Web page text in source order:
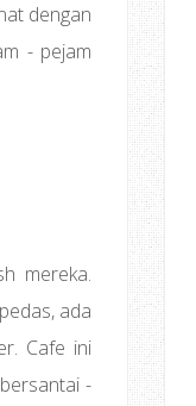
dengan
- pejam
mereka.
ada
Cafe ini
-